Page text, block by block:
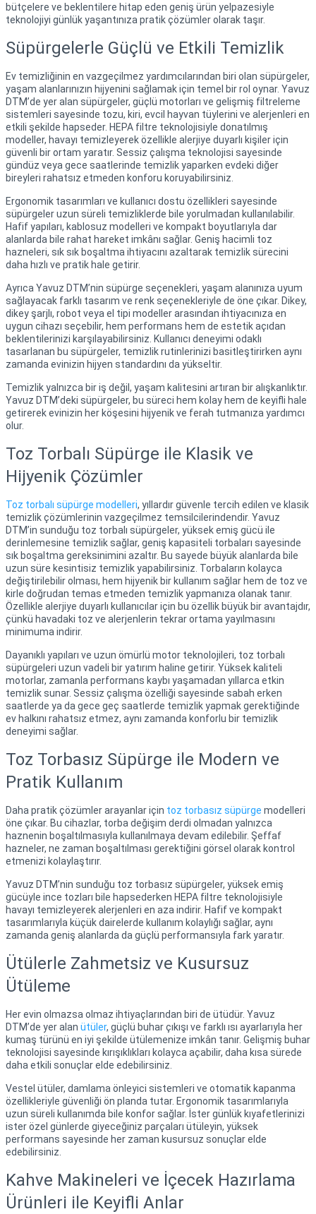
bütçelere ve beklentilere hitap eden geniş ürün yelpazesiyle
teknolojiyi günlük yaşantınıza pratik çözümler olarak taşır.
Süpürgelerle Güçlü ve Etkili Temizlik
Ev temizliğinin en vazgeçilmez yardımcılarından biri olan süpürgeler,
yaşam alanlarınızın hijyenini sağlamak için temel bir rol oynar. Yavuz
DTM’de yer alan süpürgeler, güçlü motorları ve gelişmiş filtreleme
sistemleri sayesinde tozu, kiri, evcil hayvan tüylerini ve alerjenleri en
etkili şekilde hapseder. HEPA filtre teknolojisiyle donatılmış
modeller, havayı temizleyerek özellikle alerjiye duyarlı kişiler için
güvenli bir ortam yaratır. Sessiz çalışma teknolojisi sayesinde
gündüz veya gece saatlerinde temizlik yaparken evdeki diğer
bireyleri rahatsız etmeden konforu koruyabilirsiniz.
Ergonomik tasarımları ve kullanıcı dostu özellikleri sayesinde
süpürgeler uzun süreli temizliklerde bile yorulmadan kullanılabilir.
Hafif yapıları, kablosuz modelleri ve kompakt boyutlarıyla dar
alanlarda bile rahat hareket imkânı sağlar. Geniş hacimli toz
hazneleri, sık sık boşaltma ihtiyacını azaltarak temizlik sürecini
daha hızlı ve pratik hale getirir.
Ayrıca Yavuz DTM’nin süpürge seçenekleri, yaşam alanınıza uyum
sağlayacak farklı tasarım ve renk seçenekleriyle de öne çıkar. Dikey,
dikey şarjlı, robot veya el tipi modeller arasından ihtiyacınıza en
uygun cihazı seçebilir, hem performans hem de estetik açıdan
beklentilerinizi karşılayabilirsiniz. Kullanıcı deneyimi odaklı
tasarlanan bu süpürgeler, temizlik rutinlerinizi basitleştirirken aynı
zamanda evinizin hijyen standardını da yükseltir.
Temizlik yalnızca bir iş değil, yaşam kalitesini artıran bir alışkanlıktır.
Yavuz DTM’deki süpürgeler, bu süreci hem kolay hem de keyifli hale
getirerek evinizin her köşesini hijyenik ve ferah tutmanıza yardımcı
olur.
Toz Torbalı Süpürge ile Klasik ve
Hijyenik Çözümler
Toz torbalı süpürge modelleri, yıllardır güvenle tercih edilen ve klasik
temizlik çözümlerinin vazgeçilmez temsilcilerindendir. Yavuz
DTM’in sunduğu toz torbalı süpürgeler, yüksek emiş gücü ile
derinlemesine temizlik sağlar, geniş kapasiteli torbaları sayesinde
sık boşaltma gereksinimini azaltır. Bu sayede büyük alanlarda bile
uzun süre kesintisiz temizlik yapabilirsiniz. Torbaların kolayca
değiştirilebilir olması, hem hijyenik bir kullanım sağlar hem de toz ve
kirle doğrudan temas etmeden temizlik yapmanıza olanak tanır.
Özellikle alerjiye duyarlı kullanıcılar için bu özellik büyük bir avantajdır,
çünkü havadaki toz ve alerjenlerin tekrar ortama yayılmasını
minimuma indirir.
Dayanıklı yapıları ve uzun ömürlü motor teknolojileri, toz torbalı
süpürgeleri uzun vadeli bir yatırım haline getirir. Yüksek kaliteli
motorlar, zamanla performans kaybı yaşamadan yıllarca etkin
temizlik sunar. Sessiz çalışma özelliği sayesinde sabah erken
saatlerde ya da gece geç saatlerde temizlik yapmak gerektiğinde
ev halkını rahatsız etmez, aynı zamanda konforlu bir temizlik
deneyimi sağlar.
Toz Torbasız Süpürge ile Modern ve
Pratik Kullanım
Daha pratik çözümler arayanlar için toz torbasız süpürge modelleri
öne çıkar. Bu cihazlar, torba değişim derdi olmadan yalnızca
haznenin boşaltılmasıyla kullanılmaya devam edilebilir. Şeffaf
hazneler, ne zaman boşaltılması gerektiğini görsel olarak kontrol
etmenizi kolaylaştırır.
Yavuz DTM’nin sunduğu toz torbasız süpürgeler, yüksek emiş
gücüyle ince tozları bile hapsederken HEPA filtre teknolojisiyle
havayı temizleyerek alerjenleri en aza indirir. Hafif ve kompakt
tasarımlarıyla küçük dairelerde kullanım kolaylığı sağlar, aynı
zamanda geniş alanlarda da güçlü performansıyla fark yaratır.
Ütülerle Zahmetsiz ve Kusursuz
Ütüleme
Her evin olmazsa olmaz ihtiyaçlarından biri de ütüdür. Yavuz
DTM’de yer alan ütüler, güçlü buhar çıkışı ve farklı ısı ayarlarıyla her
kumaş türünü en iyi şekilde ütülemenize imkân tanır. Gelişmiş buhar
teknolojisi sayesinde kırışıklıkları kolayca açabilir, daha kısa sürede
daha etkili sonuçlar elde edebilirsiniz.
Vestel ütüler, damlama önleyici sistemleri ve otomatik kapanma
özellikleriyle güvenliği ön planda tutar. Ergonomik tasarımlarıyla
uzun süreli kullanımda bile konfor sağlar. İster günlük kıyafetlerinizi
ister özel günlerde giyeceğiniz parçaları ütüleyin, yüksek
performans sayesinde her zaman kusursuz sonuçlar elde
edebilirsiniz.
Kahve Makineleri ve İçecek Hazırlama
Ürünleri ile Keyifli Anlar